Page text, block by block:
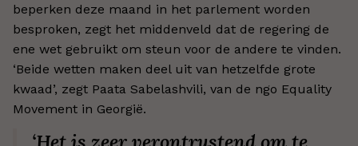
beperken deze maand in het parlement worden
besproken, zegt het middenveld dat de regering de
ene wet gebruikt om steun voor de andere te vinden.
‘Beide wetten maken deel uit van hetzelfde grote
kwaad’, zegt Paata Sabelashvili, van de ngo Equality
Movement in Georgië.